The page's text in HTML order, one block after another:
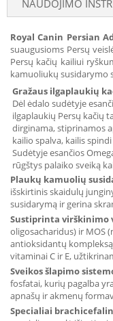
NAUDOJIMO
Royal Canin Persian
suaugusioms Persų
Persų kačių kailiui
kamuoliukų susidarymo
Gražaus ilgaplaukių
Dėl ėdalo sudėtyje
ilgaplaukių Persų kačių
dirginama, stiprinamos
kailio spalva, kailis
Sudėtyje esančios
rūgštys palaiko sveiką
Plaukų kamuolių
išskirtinis skaidulų
susidarymą ir gerina
Sustiprinta virškinimo
oligosacharidus) ir MOS
antioksidantų
vitaminai C ir E,
Sveikos šlapimo
fosfatai, kurių pagalba
apnašų ir akmenų
Specialiai